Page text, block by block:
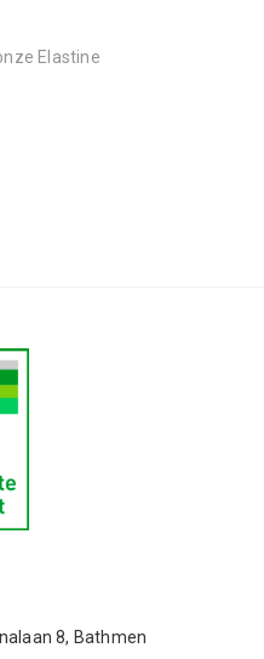
Elastine
8, Bathmen